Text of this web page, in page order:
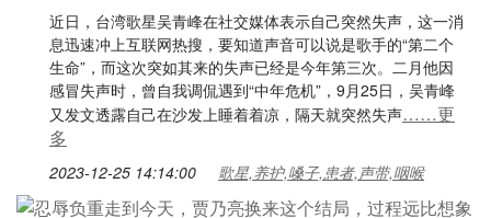
近日，台湾歌星吴青峰在社交媒体表示自己突然失声，这一消
息迅速冲上互联网热搜，要知道声音可以说是歌手的“第二个
生命”，而这次突如其来的失声已经是今年第三次。二月他因
感冒失声时，曾自我调侃遇到“中年危机”，9月25日，吴青峰
又发文透露自己在沙发上睡着着凉，隔天就突然失声……更
多
2023-12-25 14:14:00 歌星,养护,嗓子,患者,声带,咽喉